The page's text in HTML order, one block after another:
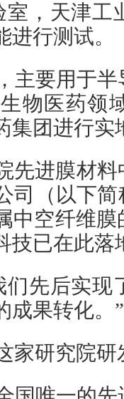
室，天津工
行测试。
主要用于
物医药领
集团进行实
先进膜材
司（以下
中空纤维
技已在此落
们先后实现
成果转化。
家研究院